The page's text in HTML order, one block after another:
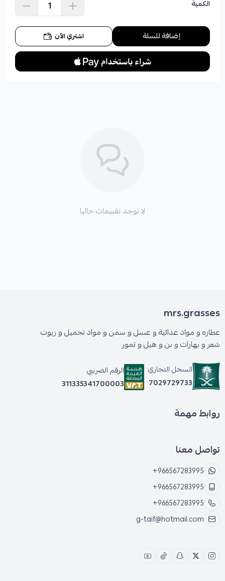
الكمية
إضافة للسلة اشتري الآن
لا توجد تقييمات حاليا
mrs.grasses
عطاره و مواد غذائية و عسل و سمن و مواد تجميل و زيوت
شعر و بهارات و بن و هيل و تمور
السجل التجاري
7029729733
الرقم الضريبي
311335341700003
روابط مهمة
تواصل معنا
+966567283995
+966567283995
+966567283995
g-taif@hotmail.com